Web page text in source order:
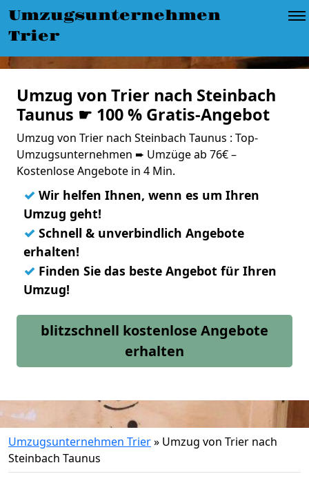
Umzugsunternehmen
Trier
Umzug von Trier nach Steinbach
Taunus ☛ 100 % Gratis-Angebot
Umzug von Trier nach Steinbach Taunus : Top-
Umzugsunternehmen ➨ Umzüge ab 76€ –
Kostenlose Angebote in 4 Min.
✓ Wir helfen Ihnen, wenn es um Ihren
Umzug geht!
✓ Schnell & unverbindlich Angebote
erhalten!
✓ Finden Sie das beste Angebot für Ihren
Umzug!
blitzschnell kostenlose Angebote
erhalten
Umzugsunternehmen Trier» Umzug von Trier nach
Steinbach Taunus